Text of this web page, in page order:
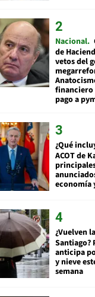
Nacional
de
vetos del
financiero
pago a
¿Qué
ACOT de
economía
¿Vuelven
Santiago?
anticipa
y nieve
semana